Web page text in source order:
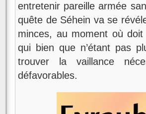
entretenir pareille armée
quête de Séhein va se
minces, au moment où
qui bien que n’étant pas
trouver la vaillance
défavorables.